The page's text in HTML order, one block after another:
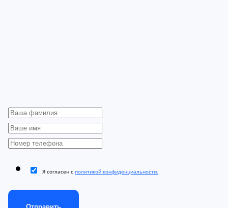
Я согласен с политикой конфиденциальности.